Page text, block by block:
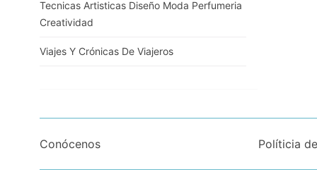
Tecnicas Artisticas Diseño Moda Perfumeria
Creatividad
Viajes Y Crónicas De Viajeros
Conócenos Políticia